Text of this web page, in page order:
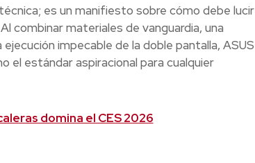
es un manifiesto sobre cómo debe lucir
combinar materiales de vanguardia, una
impecable de la doble pantalla, ASUS
el estándar aspiracional para cualquier
domina el CES 2026